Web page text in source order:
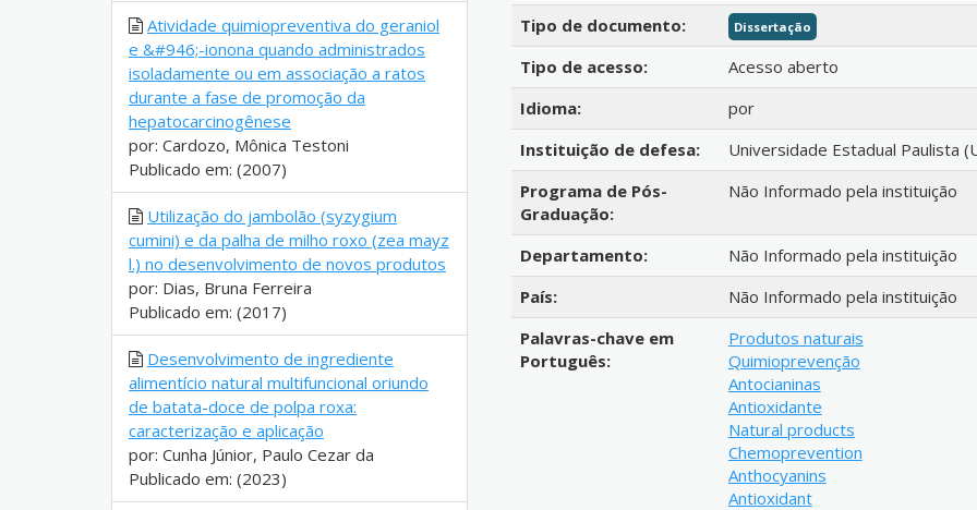
Tipo de documento:
Dissertação
Tipo de acesso:
Acesso aberto
Idioma:
por
Instituição de defesa:
Universidade Estadual Paulista
Programa de Pós-
Graduação:
Não Informado pela instituição
Departamento:
Não Informado pela instituição
País:
Não Informado pela instituição
Palavras-chave em
Português:
Produtos naturais
Quimioprevenção
Antocianinas
Antioxidante
Natural products
Chemoprevention
Anthocyanins
Antioxidant
Atividade quimiopreventiva do geraniol
e &#946;-ionona quando administrados
isoladamente ou em associação a ratos
durante a fase de promoção da
hepatocarcinogênese
por: Cardozo, Mônica Testoni
Publicado em: (2007)
Utilização do jambolão (syzygium
cumini) e da palha de milho roxo (zea mayz
l.) no desenvolvimento de novos produtos
por: Dias, Bruna Ferreira
Publicado em: (2017)
Desenvolvimento de ingrediente
alimentício natural multifuncional oriundo
de batata-doce de polpa roxa:
caracterização e aplicação
por: Cunha Júnior, Paulo Cezar da
Publicado em: (2023)